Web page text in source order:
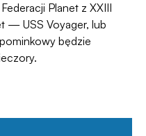
Planet z XXIII
— USS Voyager, lub
będzie